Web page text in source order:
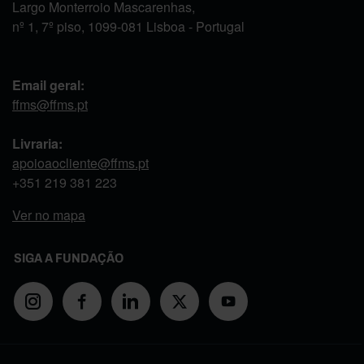
Largo Monterroio Mascarenhas,
nº 1, 7º piso, 1099-081 Lisboa - Portugal
Email geral:
ffms@ffms.pt
Livraria:
apoioaocliente@ffms.pt
+351 219 381 223
Ver no mapa
SIGA A FUNDAÇÃO